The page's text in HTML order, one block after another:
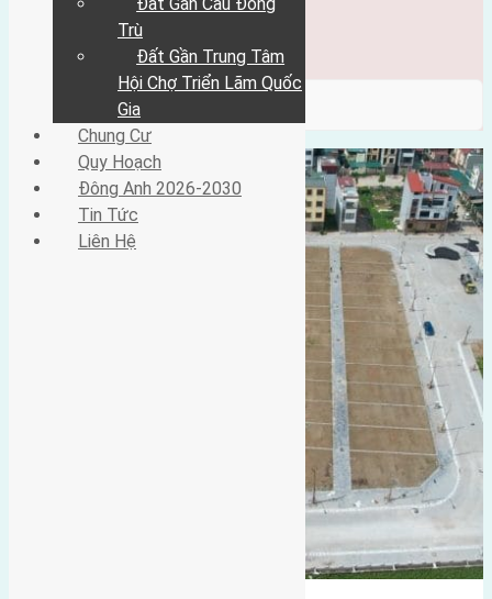
Đông Anh 2026-2030
Liên Hệ
/ Category / có vỉa hè
Trù
Đất Gần Trung Tâm
Hội Chợ Triển Lãm Quốc
Gia
Chung Cư
Quy Hoạch
Đông Anh 2026-2030
Tin Tức
Liên Hệ